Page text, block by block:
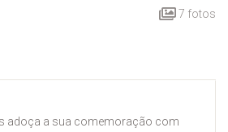
7 fotos
adoça a sua comemoração com